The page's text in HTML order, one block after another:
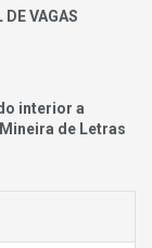
VAGAS
interior a
de Letras